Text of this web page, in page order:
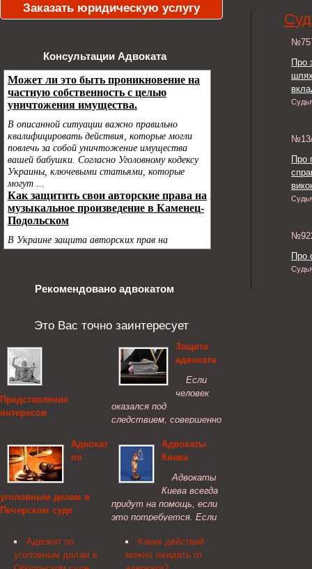
Заказать юридическую услугу
Консультации Адвоката
Рекомендовано адвокатом
Это Вас точно заинтересует
Представление
интересов
Помощь адвоката на
уголовном процессе
нужна не только
обвиняемому —
представление
интересов
должно проводиться
специалистом.
Адвокат
по
уголовным делам в
Печерском суде
защита от уголовного
преследования и
Адвокат по
уголовным делам в
Защита
адвоката
Если
человек
оказался под
следствием, совершенно
опытному адвокату за
защитой. Найти
контору адвокатов Вы
сможете здесь, в
разделе контакты.
Адвокаты
Киева
Адвокаты
Киева всегда
придут на помощь, если
это потребуется. Если
стоит откладывать с
выбором защитника.
Каких действий
можно ожидать от
Про
Про
Про